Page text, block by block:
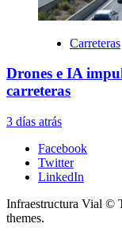
Carreteras
Drones e IA
carreteras
3 días atrás
Facebook
Twitter
LinkedIn
Infraestructura Vial ©
themes.